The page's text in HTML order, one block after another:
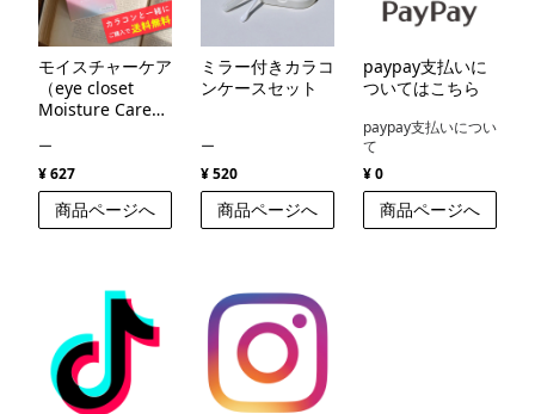
モイスチャーケア
（eye closet
Moisture Care
ー
¥ 627
商品ページへ
ミラー付きカラコ
ンケースセット
ー
¥ 520
商品ページへ
paypay支払いに
ついてはこちら
paypay支払いについ
て
¥ 0
商品ページへ